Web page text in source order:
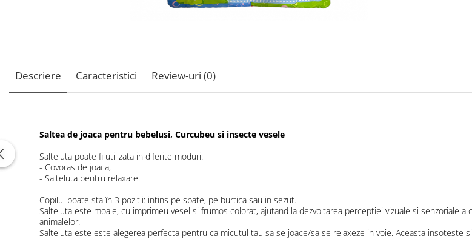
Descriere Caracteristici Review-uri (0)
Saltea de joaca pentru bebelusi, Curcubeu si insecte vesele
Salteluta poate fi utilizata in diferite moduri:
- Covoras de joaca,
- Salteluta pentru relaxare.
Copilul poate sta în 3 pozitii: intins pe spate, pe burtica sau in sezut.
Salteluta este moale, cu imprimeu vesel si frumos colorat, ajutand la dezvoltarea perceptiei vizuale si senzoriale
animalelor.
Salteluta este este alegerea perfecta pentru ca micutul tau sa se joace/sa se relaxeze in voie. Aceasta insoteste